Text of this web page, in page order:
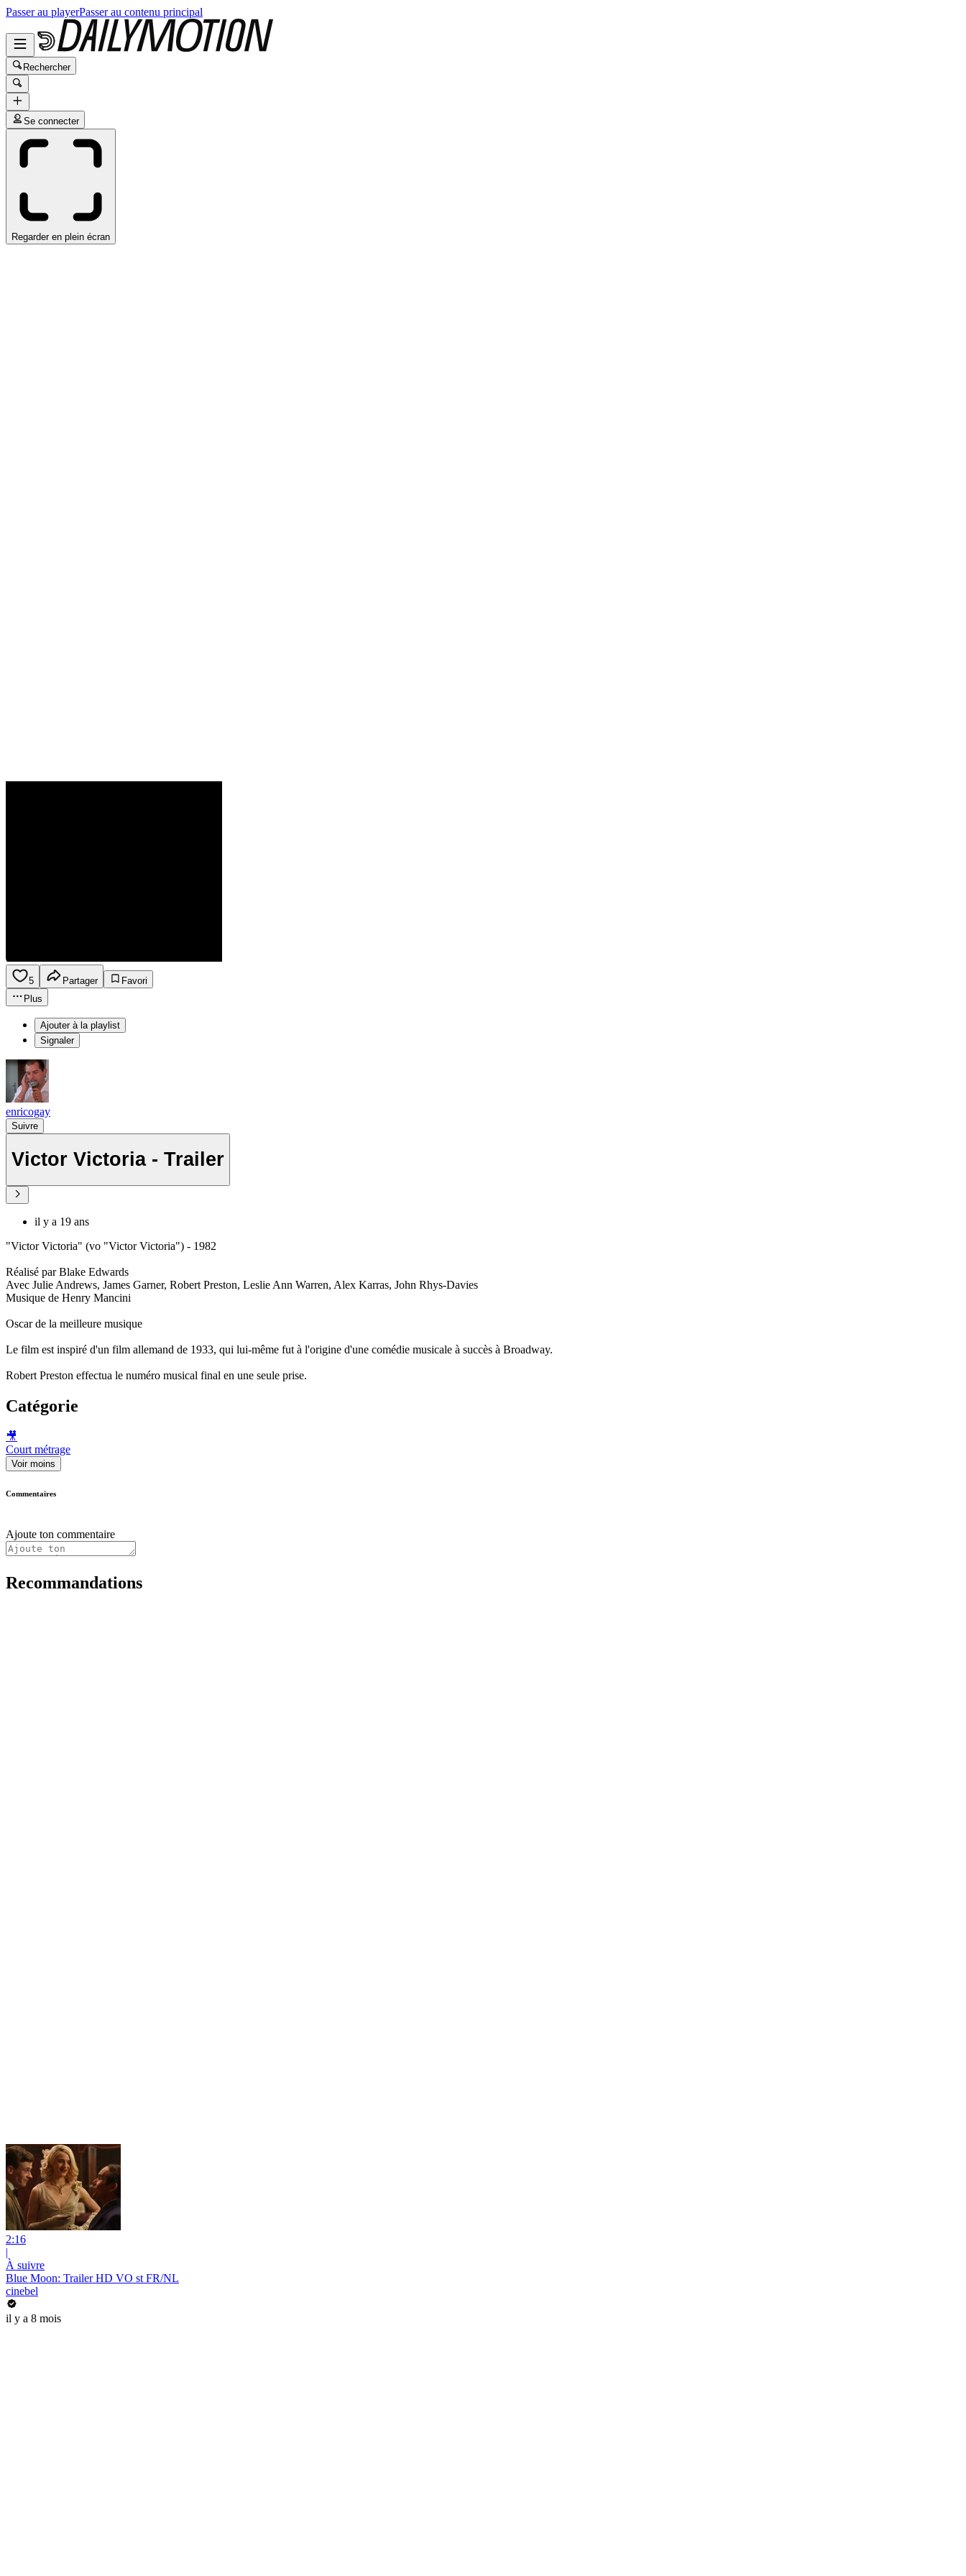
Passer au playerPasser au contenu principal
Rechercher
Se connecter
Regarder en plein écran
5 Partager
Favori
Plus
Ajouter à la playlist
Signaler
enricogay
Suivre
Victor Victoria - Trailer
il y a 19 ans
"Victor Victoria" (vo "Victor Victoria") - 1982
Réalisé par Blake Edwards
Avec Julie Andrews, James Garner, Robert Preston, Leslie Ann Warren, Alex Karras, John Rhys-Davies
Musique de Henry Mancini
Oscar de la meilleure musique
Le film est inspiré d'un film allemand de 1933, qui lui-même fut à l'origine d'une comédie musicale à succès à Broadway.
Robert Preston effectua le numéro musical final en une seule prise.
Catégorie
🎥
Court métrage
Voir moins
Commentaires
Ajoute ton commentaire
Recommandations
2:16
|
À suivre
Blue Moon: Trailer HD VO st FR/NL
cinebel
il y a 8 mois